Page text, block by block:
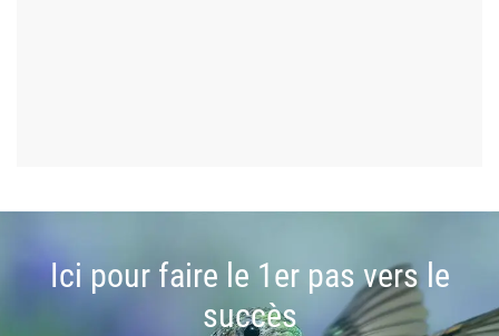
Ici pour faire le 1er pas vers le
succès